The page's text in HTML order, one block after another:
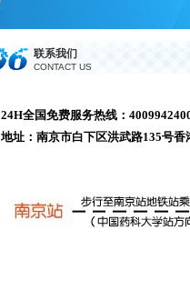
联系我们
CONTACT US
24H全国免费服务热线：
地址： 南京市白下区洪武路135号香